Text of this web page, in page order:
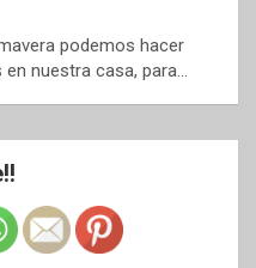
podemos hacer
nuestra casa, para…